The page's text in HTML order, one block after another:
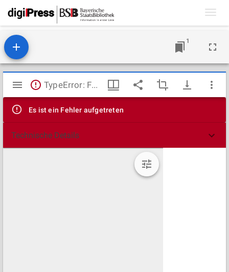
1
Mirador
Viewer
TypeError: Failed to fetch
Es ist ein Fehler aufgetreten
Technische Details